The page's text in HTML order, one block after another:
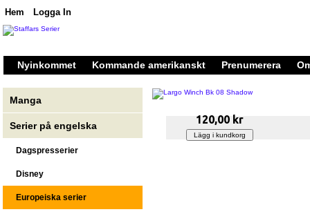
Hem Logga In
Nyinkommet Kommande amerikanskt Prenumerera
Manga
Serier på engelska
Dagspresserier
Disney
Europeiska serier
120,00 kr